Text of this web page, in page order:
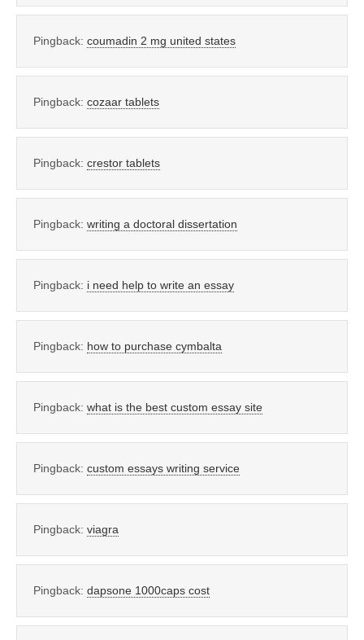
Pingback: coumadin 2 mg united states
Pingback: cozaar tablets
Pingback: crestor tablets
Pingback: writing a doctoral dissertation
Pingback: i need help to write an essay
Pingback: how to purchase cymbalta
Pingback: what is the best custom essay site
Pingback: custom essays writing service
Pingback: viagra
Pingback: dapsone 1000caps cost